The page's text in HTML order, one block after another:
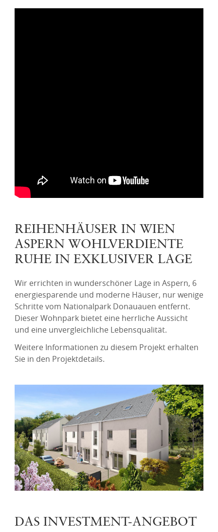
REIHENHÄUSER IN WIEN
ASPERN WOHLVERDIENTE
RUHE IN EXKLUSIVER LAGE
Wir errichten in wunderschöner Lage in Aspern, 6
energiesparende und moderne Häuser, nur wenige
Schritte vom Nationalpark Donauauen entfernt.
Dieser Wohnpark bietet eine herrliche Aussicht
und eine unvergleichliche Lebensqualität.
Weitere Informationen zu diesem Projekt erhalten
Sie in den Projektdetails.
DAS INVESTMENT-ANGEBOT